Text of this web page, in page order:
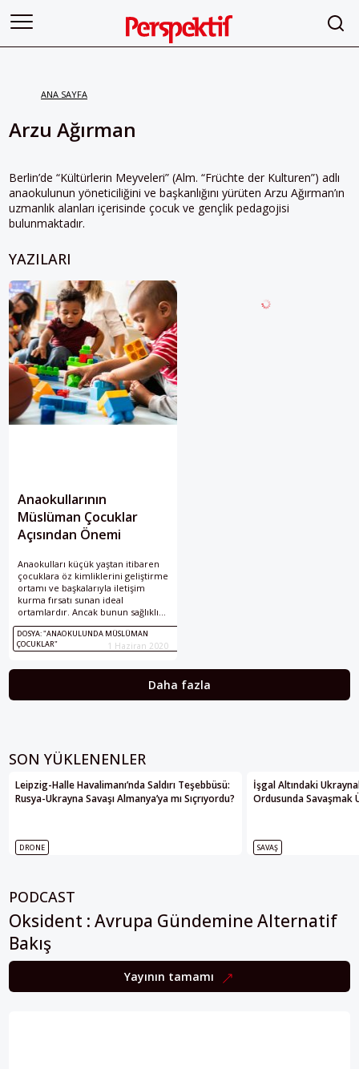
ANA SAYFA
Arzu Ağırman
Berlin’de “Kültürlerin Meyveleri” (Alm. “Früchte der Kulturen”) adlı
anaokulunun yöneticiliğini ve başkanlığını yürüten Arzu Ağırman’ın
uzmanlık alanları içerisinde çocuk ve gençlik pedagojisi
bulunmaktadır.
YAZILARI
Anaokullarının
Müslüman Çocuklar
Açısından Önemi
Anaokulları küçük yaştan itibaren
çocuklara öz kimliklerini geliştirme
ortamı ve başkalarıyla iletişim
kurma fırsatı sunan ideal
ortamlardır. Ancak bunun sağlıklı
bir şekilde gerçekleşmesi için
anaokulunun belli bazı şartlara
haiz olması gerekiyor.
DOSYA: "ANAOKULUNDA MÜSLÜMAN
ÇOCUKLAR"
1 Haziran 2020
Daha fazla
SON YÜKLENENLER
Leipzig-Halle Havalimanı’nda Saldırı Teşebbüsü:
Rusya-Ukrayna Savaşı Almanya’ya mı Sıçrıyordu?
DRONE
İşgal Altındaki
Ordusunda Savaşmak
SAVAŞ
PODCAST
Oksident : Avrupa Gündemine Alternatif
Bakış
Yayının tamamı